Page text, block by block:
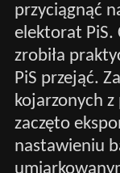
przyciągnąć
elektorat PiS.
zrobiła
PiS przejąć.
kojarzonych
zaczęto
nastawieniu